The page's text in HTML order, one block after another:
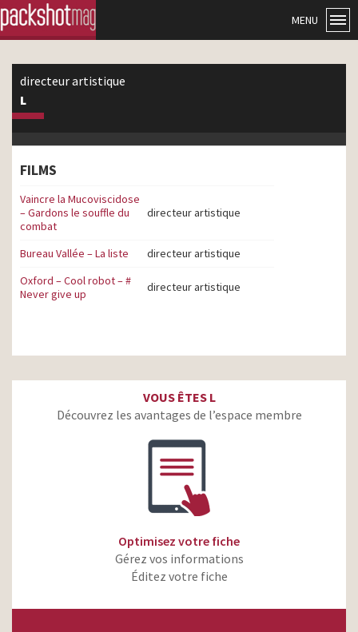
MENU
directeur artistique
L
FILMS
Vaincre la Mucoviscidose
– Gardons le souffle du
combat
directeur artistique
Bureau Vallée – La liste
directeur artistique
Oxford – Cool robot – #
Never give up
directeur artistique
VOUS ÊTES L
Découvrez les avantages de l’espace membre
Optimisez votre fiche
Gérez vos informations
Éditez votre fiche